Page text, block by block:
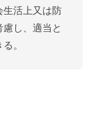
生活上又は防
し、適当と
。